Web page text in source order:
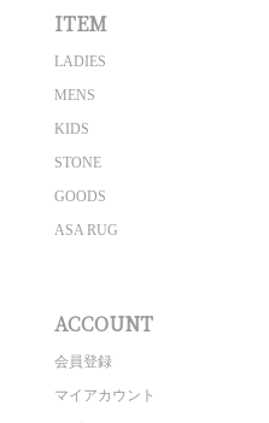
ITEM
LADIES
MENS
KIDS
STONE
GOODS
ASA RUG
ACCOUNT
会員登録
マイアカウント